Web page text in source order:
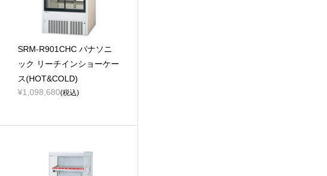
SRM-R901CHC パナソニ
ック リーチインショーケー
ス(HOT&COLD)
¥1,098,680(税込)